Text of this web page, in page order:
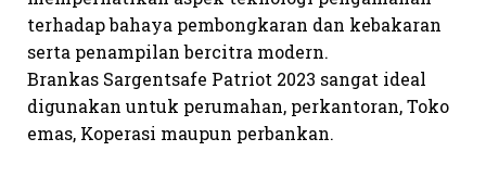
terhadap bahaya pembongkaran dan kebakaran
serta penampilan bercitra modern.
Brankas Sargentsafe Patriot 2023 sangat ideal
digunakan untuk perumahan, perkantoran, Toko
emas, Koperasi maupun perbankan.